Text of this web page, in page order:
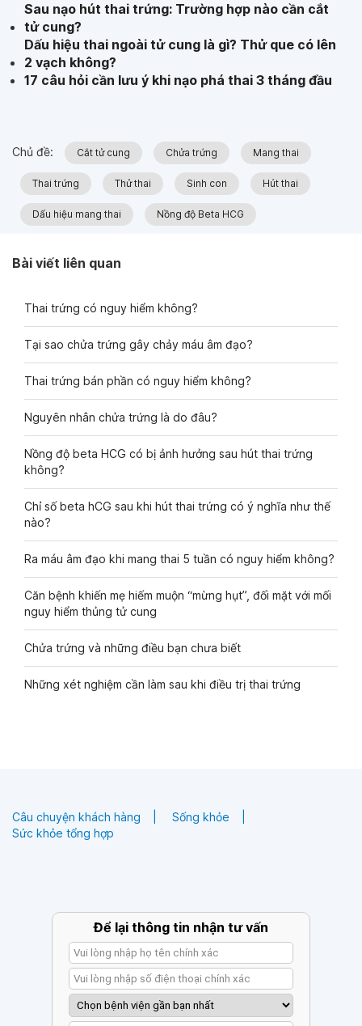
Sau nạo hút thai trứng: Trường hợp nào cần cắt
tử cung?
Dấu hiệu thai ngoài tử cung là gì? Thử que có lên
2 vạch không?
17 câu hỏi cần lưu ý khi nạo phá thai 3 tháng đầu
Chủ đề: Cắt tử cung Chửa trứng Mang thai
Thai trứng Thử thai Sinh con Hút thai
Dấu hiệu mang thai Nồng độ Beta HCG
Bài viết liên quan
Thai trứng có nguy hiểm không?
Tại sao chửa trứng gây chảy máu âm đạo?
Thai trứng bán phần có nguy hiểm không?
Nguyên nhân chửa trứng là do đâu?
Nồng độ beta HCG có bị ảnh hưởng sau hút thai trứng
không?
Chỉ số beta hCG sau khi hút thai trứng có ý nghĩa như thế
nào?
Ra máu âm đạo khi mang thai 5 tuần có nguy hiểm không?
Căn bệnh khiến mẹ hiếm muộn “mừng hụt”, đối mặt với mối
nguy hiểm thủng tử cung
Chửa trứng và những điều bạn chưa biết
Những xét nghiệm cần làm sau khi điều trị thai trứng
Câu chuyện khách hàng
Sống khỏe
Sức khỏe tổng hợp